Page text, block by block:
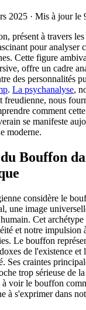
2025 · Mis à jour le
présent à travers les
pour analyser
Cette figure
offre un cadre
des personnalités
. La psychanalyse,
freudienne, nous
comment
se manifeste
moderne.
Bouffon
considère le
une image
Cet archétype
et notre impulsion
Le bouffon
de l'existence et
Ses craintes
trop sérieuse de
voir le bouffon
à s'exprimer dans